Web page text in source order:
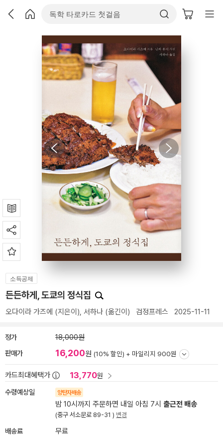
소득공제
든든하게, 도쿄의 정식집
오다이라 가즈에 (지은이), 서하나 (옮긴이) 검정프레스 2025-11-11
정가 18,000원
판매가 16,200원 (10% 할인) + 마일리지 900원
카드최대혜택가 13,770원
수령예상일 양탄자배송
밤 10시까지 주문하면 내일 아침 7시 출근전 배송
(중구 서소문로 89-31 ) 변경
배송료 무료